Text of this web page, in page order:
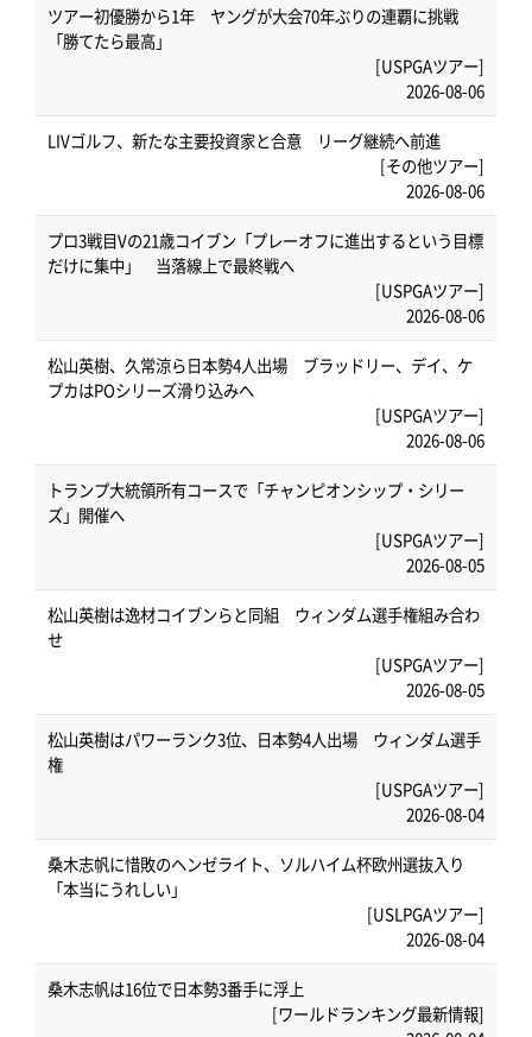
ツアー初優勝から1年 ヤングが大会70年ぶりの連覇に挑戦
「勝てたら最高」
[USPGAツアー]
2026-08-06
LIVゴルフ、新たな主要投資家と合意 リーグ継続へ前進
[その他ツアー]
2026-08-06
プロ3戦目Vの21歳コイブン「プレーオフに進出するという目標
だけに集中」 当落線上で最終戦へ
[USPGAツアー]
2026-08-06
松山英樹、久常涼ら日本勢4人出場 ブラッドリー、デイ、ケ
プカはPOシリーズ滑り込みへ
[USPGAツアー]
2026-08-06
トランプ大統領所有コースで「チャンピオンシップ・シリー
ズ」開催へ
[USPGAツアー]
2026-08-05
松山英樹は逸材コイブンらと同組 ウィンダム選手権組み合わ
せ
[USPGAツアー]
2026-08-05
松山英樹はパワーランク3位、日本勢4人出場 ウィンダム選手
権
[USPGAツアー]
2026-08-04
桑木志帆に惜敗のヘンゼライト、ソルハイム杯欧州選抜入り
「本当にうれしい」
[USLPGAツアー]
2026-08-04
桑木志帆は16位で日本勢3番手に浮上
[ワールドランキング最新情報]